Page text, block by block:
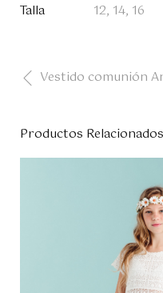
Talla
12, 14, 16
Vestido comunión
Productos Relacionados